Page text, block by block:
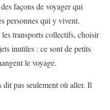
façons de voyager qui
personnes qui y vivent.
transports collectifs, choisir
inutiles : ce sont de petits
le voyage.
pas seulement où aller. Il